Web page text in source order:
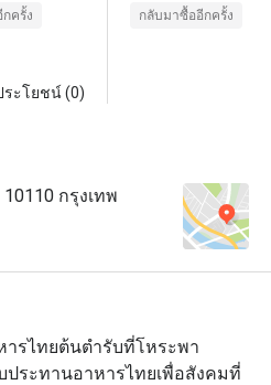
ครั้ง
ระโยชน์ (0)
กลับมาซื้ออีกครั้ง
กรุงเทพ
รไทยต้นตำรับที่โหระพา
ประทานอาหารไทยเพื่อสังคมที่